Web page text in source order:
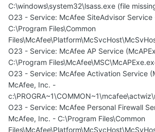
C:\windows\system32\lsass.exe (file
O23 - Service: McAfee SiteAdvisor
C:\Program Files\Common
O23 - Service: McAfee AP Service
C:\Program
O23 - Service: McAfee Activation Service
McAfee, Inc. -
O23 - Service: McAfee Personal Firewall
McAfee, Inc. - C:\Program Files\Common